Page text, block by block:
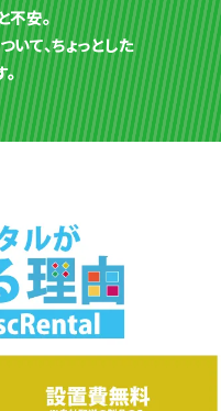
不安。
て、ちょっとした